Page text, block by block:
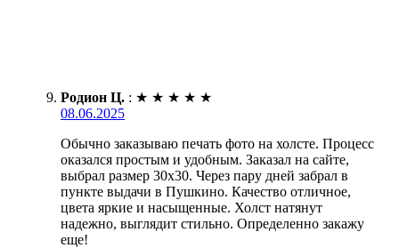
Родион Ц. : ★ ★ ★ ★ ★
08.06.2025
Обычно заказываю печать фото на холсте. Процесс
оказался простым и удобным. Заказал на сайте,
выбрал размер 30х30. Через пару дней забрал в
пункте выдачи в Пушкино. Качество отличное,
цвета яркие и насыщенные. Холст натянут
надежно, выглядит стильно. Определенно закажу
еще!